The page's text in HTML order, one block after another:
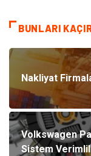
BUNLARI
Nakliyat
Volkswagen
Sistem